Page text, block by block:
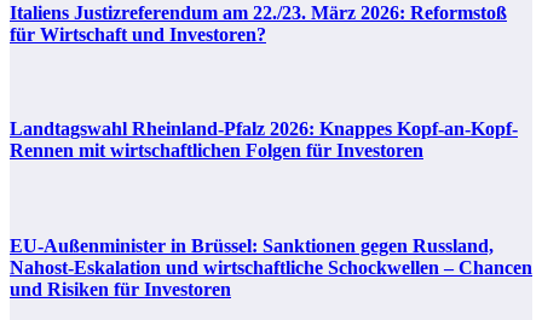
Italiens Justizreferendum am 22./23. März 2026: Reformstoß
für Wirtschaft und Investoren?
Landtagswahl Rheinland-Pfalz 2026: Knappes Kopf-an-Kopf-
Rennen mit wirtschaftlichen Folgen für Investoren
EU-Außenminister in Brüssel: Sanktionen gegen Russland,
Nahost-Eskalation und wirtschaftliche Schockwellen – Chancen
und Risiken für Investoren